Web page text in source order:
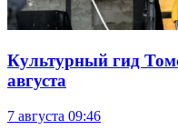
Культурный гид
августа
7 августа 09:46